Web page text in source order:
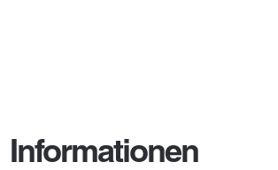
Informationen